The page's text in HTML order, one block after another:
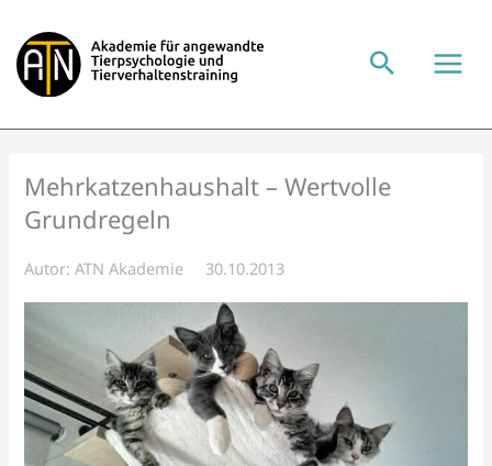
Inhalt
springen
Mehrkatzenhaushalt – Wertvolle
Grundregeln
Autor: ATN Akademie 30.10.2013